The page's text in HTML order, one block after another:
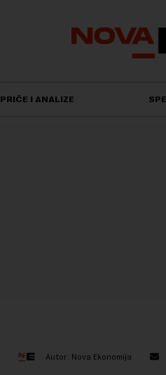
PRIČE I ANALIZE
Autor: Nova Ekonomija